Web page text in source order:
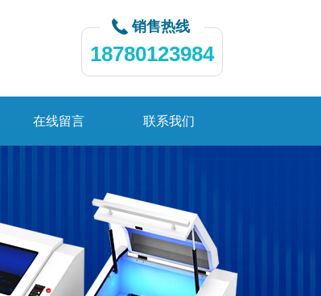
销售热线
18780123984
在线留言 联系我们